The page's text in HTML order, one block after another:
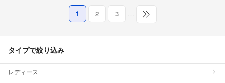
1 2 3 …
タイプで絞り込み
レディース